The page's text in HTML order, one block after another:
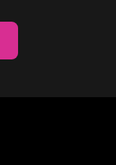
ขายังกวาดรางวัลชั้น
Year, รางวัล Best
เพื่อน”, รางวัล Best
ะ Best Asian Artist
Be OK” ขึ้น